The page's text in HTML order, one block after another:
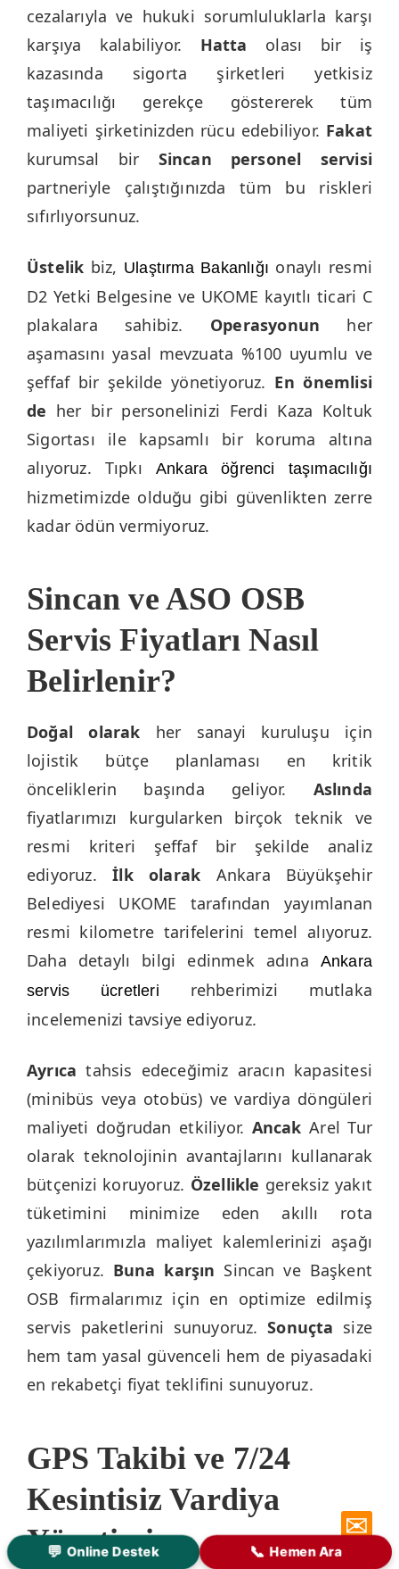
cezalarıyla ve hukuki sorumluluklarla karşı
karşıya kalabiliyor. Hatta olası bir iş
kazasında sigorta şirketleri yetkisiz
taşımacılığı gerekçe göstererek tüm
maliyeti şirketinizden rücu edebiliyor. Fakat
kurumsal bir Sincan personel servisi
partneriyle çalıştığınızda tüm bu riskleri
sıfırlıyorsunuz.
Üstelik biz, Ulaştırma Bakanlığı onaylı resmi
D2 Yetki Belgesine ve UKOME kayıtlı ticari C
plakalara sahibiz. Operasyonun her
aşamasını yasal mevzuata %100 uyumlu ve
şeffaf bir şekilde yönetiyoruz. En önemlisi
de her bir personelinizi Ferdi Kaza Koltuk
Sigortası ile kapsamlı bir koruma altına
alıyoruz. Tıpkı
Ankara öğrenci taşımacılığı
hizmetimizde olduğu gibi güvenlikten zerre
kadar ödün vermiyoruz.
Sincan ve ASO OSB
Servis Fiyatları Nasıl
Belirlenir?
Doğal olarak her sanayi kuruluşu için
lojistik bütçe planlaması en kritik
önceliklerin başında geliyor. Aslında
fiyatlarımızı kurgularken birçok teknik ve
resmi kriteri şeffaf bir şekilde analiz
ediyoruz.İlk olarak Ankara Büyükşehir
Belediyesi UKOME tarafından yayımlanan
resmi kilometre tarifelerini temel alıyoruz.
Daha detaylı bilgi edinmek adına
Ankara
servis ücretleri
rehberimizi mutlaka
incelemenizi tavsiye ediyoruz.
Ayrıca tahsis edeceğimiz aracın kapasitesi
(minibüs veya otobüs) ve vardiya döngüleri
maliyeti doğrudan etkiliyor. Ancak Arel Tur
olarak teknolojinin avantajlarını kullanarak
bütçenizi koruyoruz. Özellikle gereksiz yakıt
tüketimini minimize eden akıllı rota
yazılımlarımızla maliyet kalemlerinizi aşağı
çekiyoruz. Buna karşın Sincan ve Başkent
OSB firmalarımız için en optimize edilmiş
servis paketlerini sunuyoruz.Sonuçta size
hem tam yasal güvenceli hem de piyasadaki
en rekabetçi fiyat teklifini sunuyoruz.
GPS Takibi ve 7/24
Kesintisiz Vardiya
Yönetimi
✉
💬 Online Destek 📞 Hemen Ara